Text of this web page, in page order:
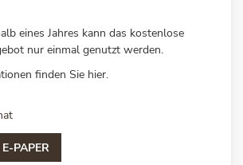
eines Jahres kann das kostenlose
nur einmal genutzt werden.
finden Sie hier.
E-PAPER